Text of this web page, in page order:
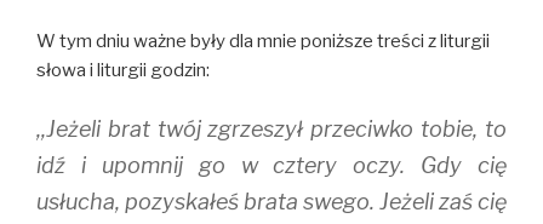
n
s
i
n
w
w
n
o
e
n
s
i
e
w
w
i
d
s
i
n
n
w
n
d
w
W tym dniu ważne były dla mnie poniższe treści z liturgii
słowa i liturgii godzin:
,,Jeżeli brat twój zgrzeszył przeciwko tobie, to
idź i upomnij go w cztery oczy. Gdy cię
usłucha, pozyskałeś brata swego. Jeżeli zaś cię